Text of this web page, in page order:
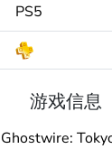
PS5
游戏信息
Ghostwire: